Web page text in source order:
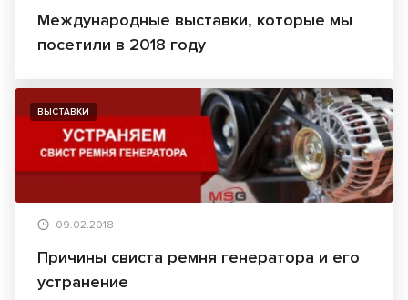
Международные выставки, которые мы
посетили в 2018 году
ВЫСТАВКИ
09.02.2018
Причины свиста ремня генератора и его
устранение